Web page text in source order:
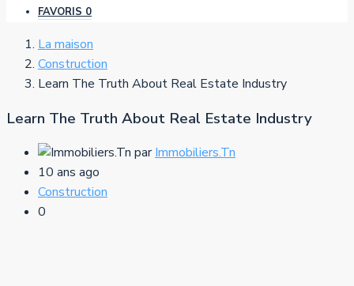
FAVORIS 0
La maison
Construction
Learn The Truth About Real Estate Industry
Learn The Truth About Real Estate Industry
parImmobiliers.Tn
10 ans ago
Construction
0